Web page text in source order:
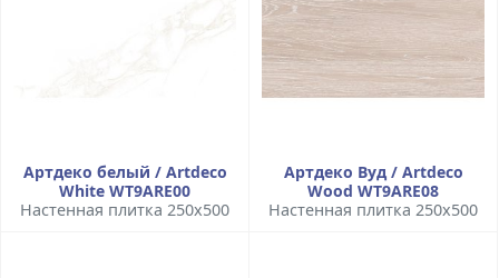
Артдеко белый / Artdeco
White WT9ARE00
Настенная плитка 250x500
Артдеко Вуд / Artdeco
Wood WT9ARE08
Настенная плитка 250x500